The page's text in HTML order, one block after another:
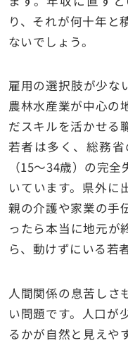
り、それが何十年と
ないでしょう。
雇用の選択肢が少な
農林水産業が中心の
だスキルを活かせる
若者は多く、総務
（15〜34歳）の完
いています。県外に
親の介護や家業の手
ったら本当に地元が
ら、動けずにいる若
人間関係の息苦しさ
い問題です。人口が
るかが自然と見えや